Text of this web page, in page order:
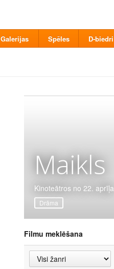
Galerijas Spēles D-biedri
Maikls
Kinoteātros no 22. aprīļa
Drāma
Filmu meklēšana